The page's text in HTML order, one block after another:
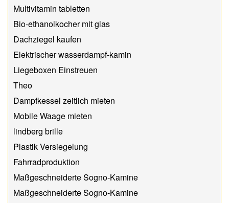
Multivitamin tabletten
Bio-ethanolkocher mit glas
Dachziegel kaufen
Elektrischer wasserdampf-kamin
Liegeboxen Einstreuen
Theo
Dampfkessel zeitlich mieten
Mobile Waage mieten
lindberg brille
Plastik Versiegelung
Fahrradproduktion
Maßgeschneiderte Sogno-Kamine
Maßgeschneiderte Sogno-Kamine